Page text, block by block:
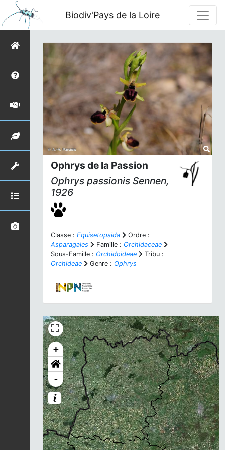
Biodiv'Pays de la Loire
Ophrys de la Passion
Ophrys passionis Sennen,
1926
Classe : Equisetopsida
Ordre :
Asparagales
Famille : Orchidaceae
Sous-Famille : Orchidoideae
Tribu :
Orchideae
Genre : Ophrys
+
-